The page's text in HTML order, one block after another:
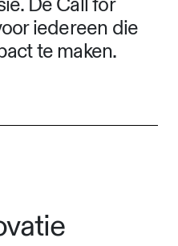
De Call for
iedereen die
te maken.